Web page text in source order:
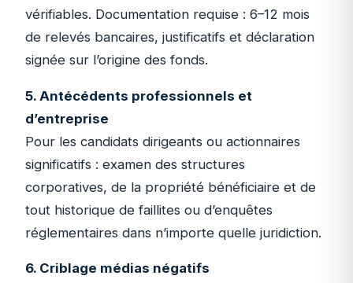
vérifiables. Documentation requise : 6–12 mois
de relevés bancaires, justificatifs et déclaration
signée sur l’origine des fonds.
5. Antécédents professionnels et
d’entreprise
Pour les candidats dirigeants ou actionnaires
significatifs : examen des structures
corporatives, de la propriété bénéficiaire et de
tout historique de faillites ou d’enquêtes
réglementaires dans n’importe quelle juridiction.
6. Criblage médias négatifs